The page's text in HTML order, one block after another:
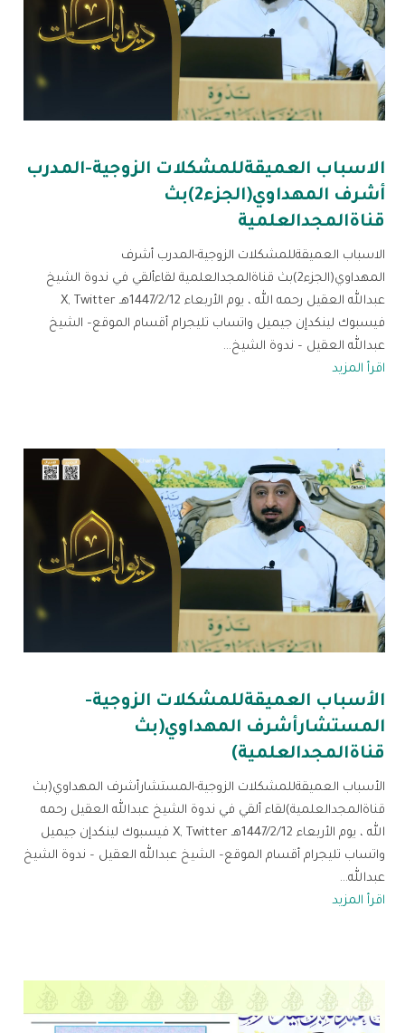
الاسباب العميقةللمشكلات الزوجية-المدرب
أشرف المهداوي(الجزء2)بث
قناةالمجدالعلمية
الاسباب العميقةللمشكلات الزوجية-المدرب أشرف
المهداوي(الجزء2)بث قناةالمجدالعلمية لقاءألقي في ندوة الشيخ
عبدالله العقيل رحمه الله ، يوم الأربعاء 1447/2/12هـ X, Twitter
فيسبوك لينكدإن جيميل واتساب تليجرام أقسام الموقع– الشيخ
عبدالله العقيل – ندوة الشيخ...
اقرأ المزيد
الأسباب العميقةللمشكلات الزوجية-
المستشارأشرف المهداوي(بث
قناةالمجدالعلمية)
الأسباب العميقةللمشكلات الزوجية-المستشارأشرف المهداوي(بث
قناةالمجدالعلمية)لقاء ألقي في ندوة الشيخ عبدالله العقيل رحمه
الله ، يوم الأربعاء 1447/2/12هـ X, Twitter فيسبوك لينكدإن جيميل
واتساب تليجرام أقسام الموقع– الشيخ عبدالله العقيل – ندوة الشيخ
عبدالله...
اقرأ المزيد